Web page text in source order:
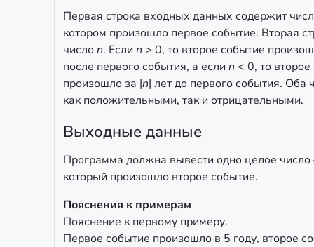
Первая строка входных данных содержит
котором произошло первое событие. Вторая
числоn. Если n > 0, то второе событие
после первого события, а если n < 0, то
произошло за |n| лет до первого события. Оба
как положительными, так и отрицательными.
Выходные данные
Программа должна вывести одно целое
который произошло второе событие.
Пояснения к примерам
Пояснение к первому примеру.
Первое событие произошло в 5 году, второе